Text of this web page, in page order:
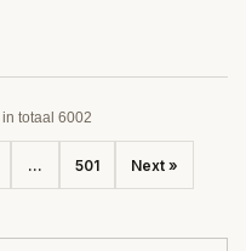
totaal 6002
... 501 Next »